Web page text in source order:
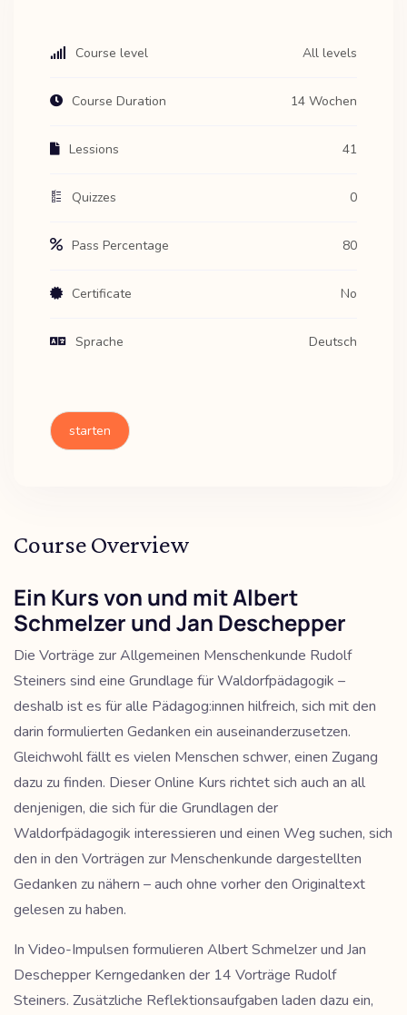
Course Overview
Ein Kurs von und mit Albert
Schmelzer und Jan Deschepper
Die Vorträge zurAllgemeinen Menschenkunde Rudolf
Steiners sind eine Grundlage für Waldorfpädagogik –
deshalb ist es für alle Pädagog:innen hilfreich, sich mit den
darin formulierten Gedanken ein auseinanderzusetzen.
Gleichwohl fällt es vielen Menschen schwer, einen Zugang
dazu zu finden. Dieser Online Kurs richtet sich auch an all
denjenigen, die sich für die Grundlagen der
Waldorfpädagogik interessieren und einen Weg suchen, sich
den in den Vorträgen zur Menschenkunde dargestellten
Gedanken zu nähern – auch ohne vorher den Originaltext
gelesen zu haben.
In Video-Impulsen formulieren Albert Schmelzer und Jan
Deschepper Kerngedanken der 14 Vorträge Rudolf
Steiners. Zusätzliche Reflektionsaufgaben laden dazu ein,
Course level All levels
Course Duration 14 Wochen
Lessions 41
Quizzes 0
Pass Percentage 80
Certificate No
Sprache Deutsch
starten